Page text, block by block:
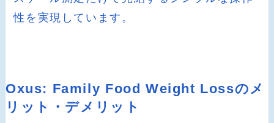
性を実現しています。
Oxus: Family Food Weight Lossのメ
リット・デメリット